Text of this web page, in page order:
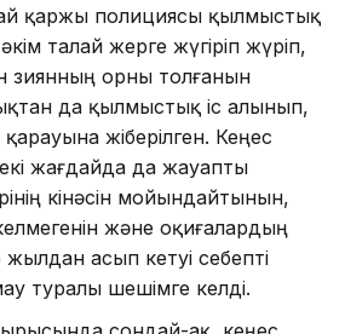
қаржы полициясы қылмыстық
талай жерге жүгіріп жүріп,
зиянның орны толғанын
да қылмыстық іс алынып,
қарауына жіберілген. Кеңес
жағдайда да жауапты
кінәсін мойындайтынын,
және оқиғалардың
асып кетуі себепті
туралы шешімге келді.